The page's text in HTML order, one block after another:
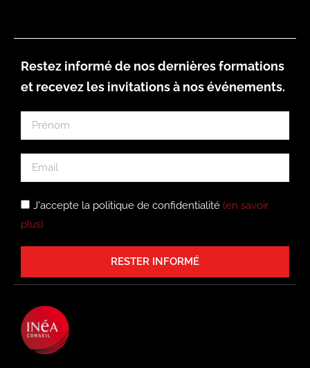
Restez informé de nos dernières formations
et recevez les invitations à nos événements.
J'accepte la politique de confidentialité (en savoir
plus)
RESTER INFORMÉ